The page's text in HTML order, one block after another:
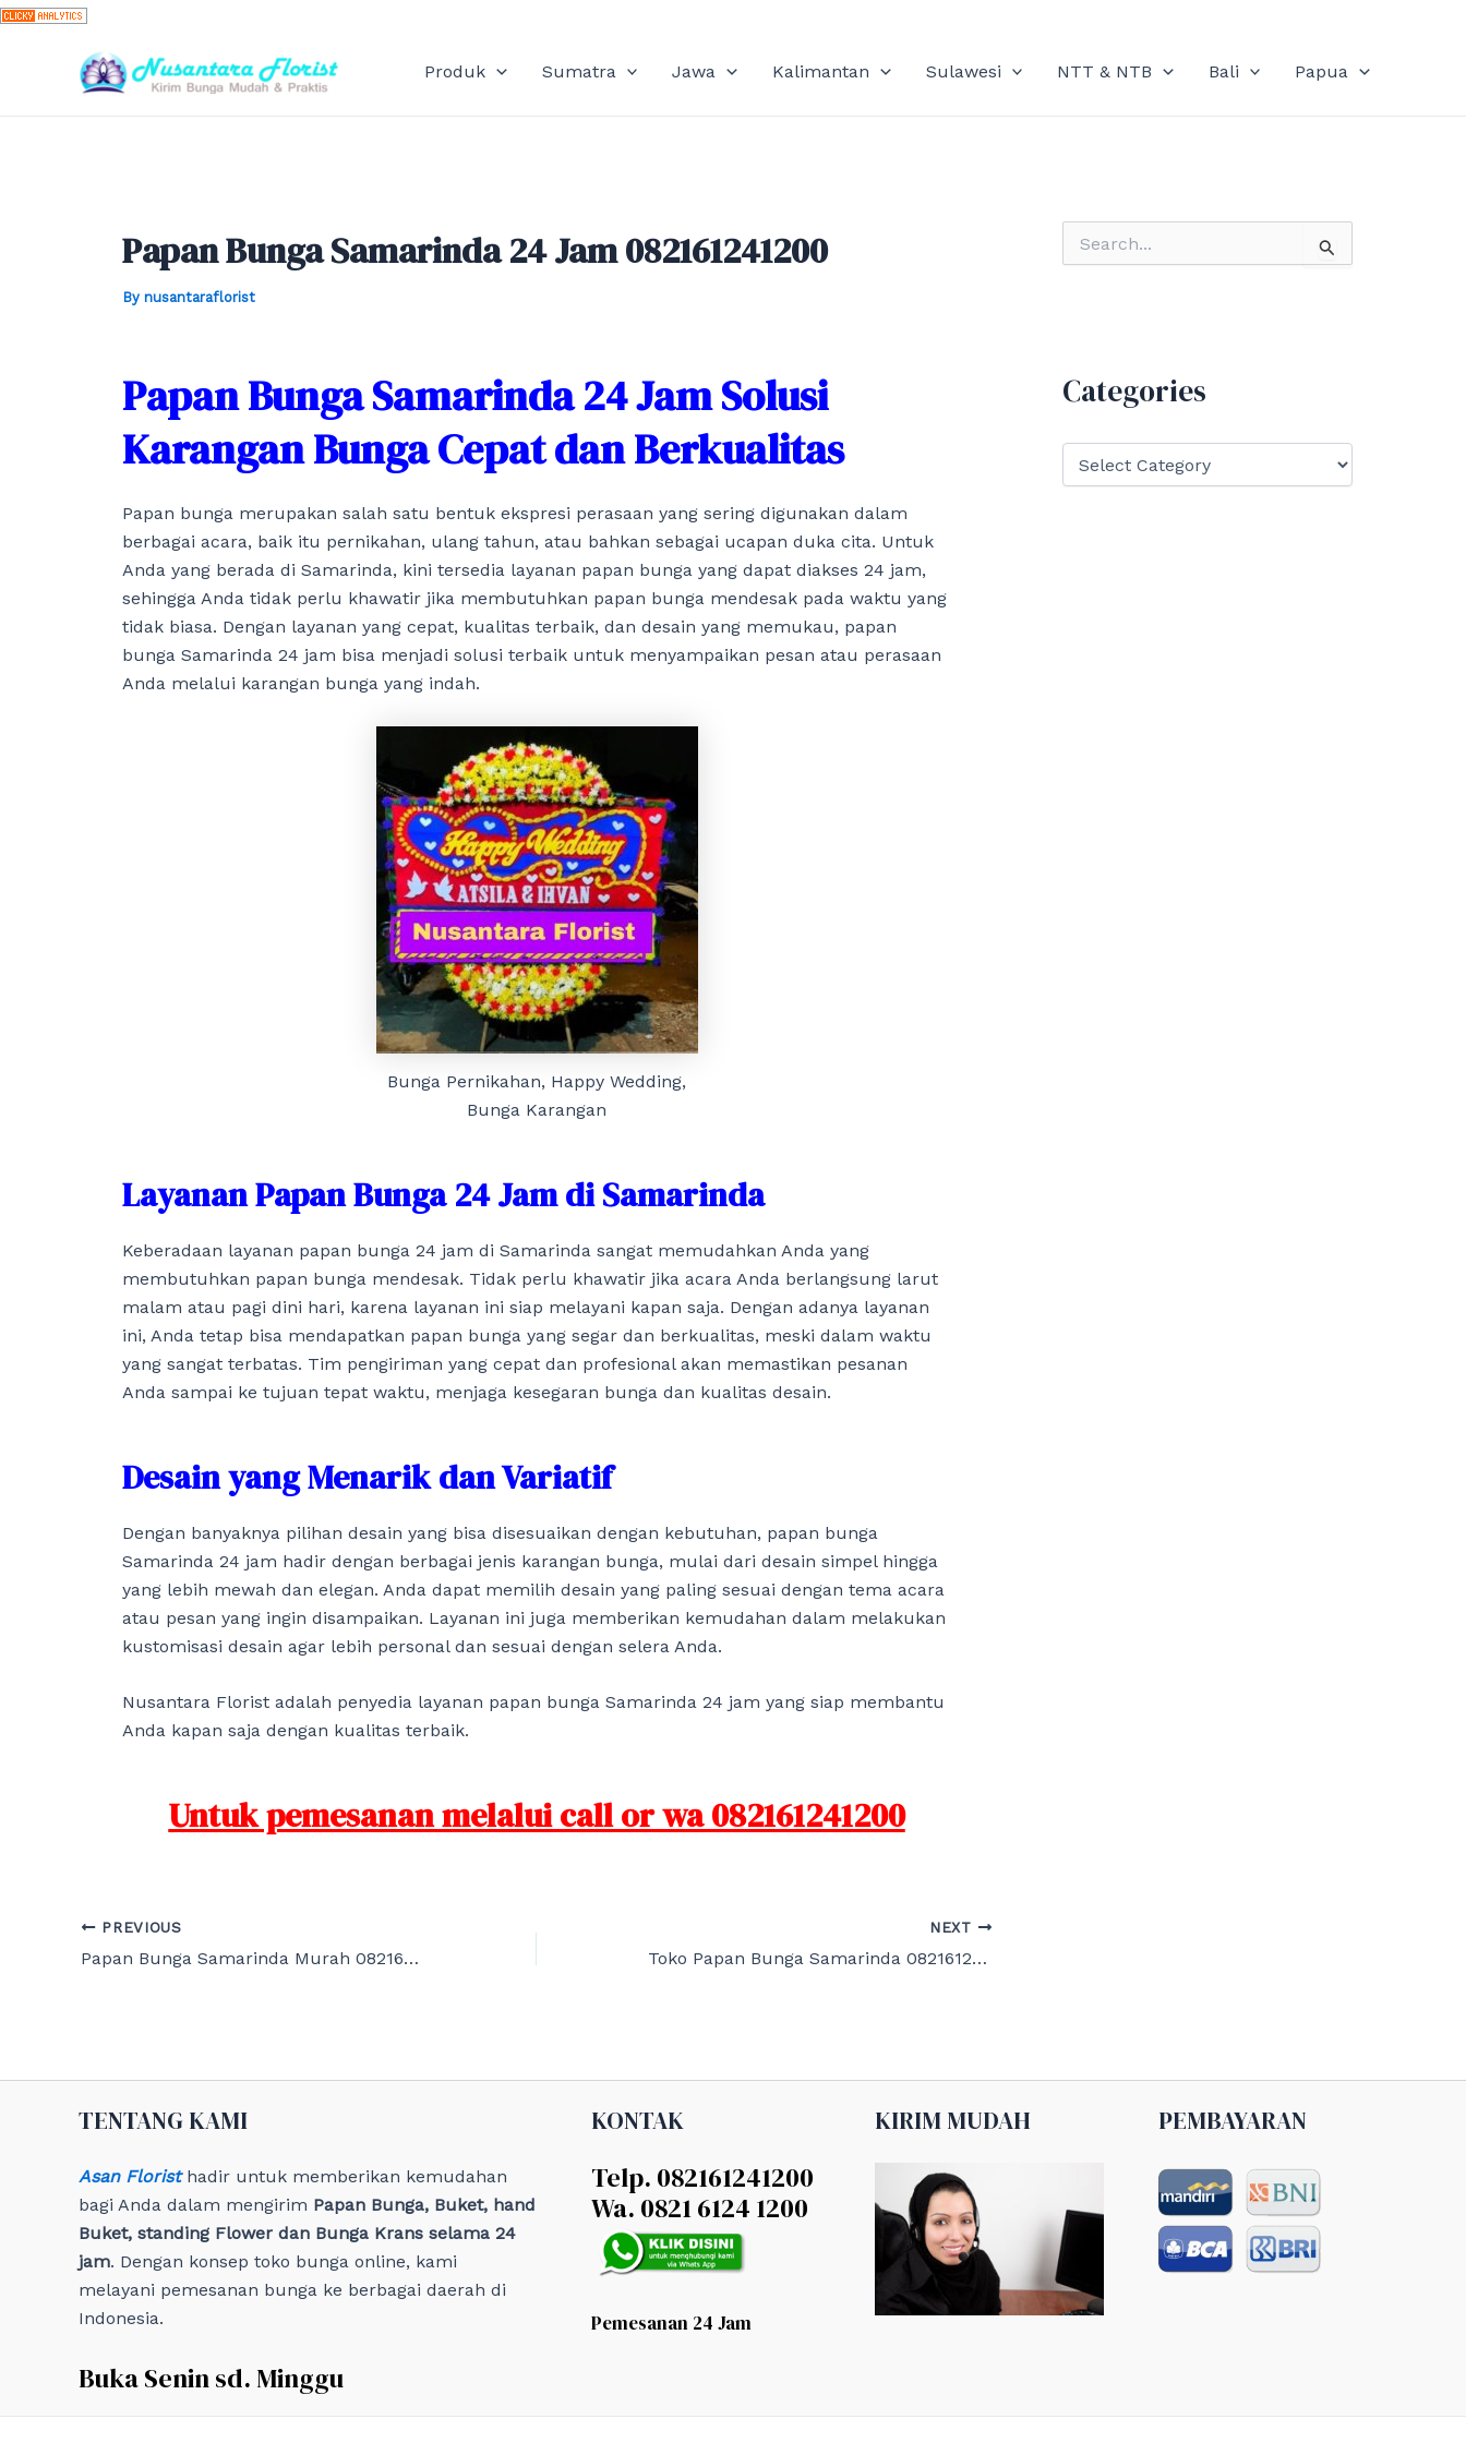
Skip
content
Produk Sumatra Jawa Kalimantan Sulawesi NTT & NTB Bali Papua
Papan Bunga Samarinda 24 Jam 082161241200
By nusantaraflorist
Papan Bunga Samarinda 24 Jam Solusi
Karangan Bunga Cepat dan Berkualitas
Papan bunga merupakan salah satu bentuk ekspresi perasaan yang sering digunakan dalam
berbagai acara, baik itu pernikahan, ulang tahun, atau bahkan sebagai ucapan duka cita. Untuk
Anda yang berada di Samarinda, kini tersedia layanan papan bunga yang dapat diakses 24 jam,
sehingga Anda tidak perlu khawatir jika membutuhkan papan bunga mendesak pada waktu yang
tidak biasa. Dengan layanan yang cepat, kualitas terbaik, dan desain yang memukau, papan
bunga Samarinda 24 jam bisa menjadi solusi terbaik untuk menyampaikan pesan atau perasaan
Anda melalui karangan bunga yang indah.
Bunga Pernikahan, Happy Wedding,
Bunga Karangan
Layanan Papan Bunga 24 Jam di Samarinda
Keberadaan layanan papan bunga 24 jam di Samarinda sangat memudahkan Anda yang
membutuhkan papan bunga mendesak. Tidak perlu khawatir jika acara Anda berlangsung larut
malam atau pagi dini hari, karena layanan ini siap melayani kapan saja. Dengan adanya layanan
ini, Anda tetap bisa mendapatkan papan bunga yang segar dan berkualitas, meski dalam waktu
yang sangat terbatas. Tim pengiriman yang cepat dan profesional akan memastikan pesanan
Anda sampai ke tujuan tepat waktu, menjaga kesegaran bunga dan kualitas desain.
Desain yang Menarik dan Variatif
Dengan banyaknya pilihan desain yang bisa disesuaikan dengan kebutuhan, papan bunga
Samarinda 24 jam hadir dengan berbagai jenis karangan bunga, mulai dari desain simpel hingga
yang lebih mewah dan elegan. Anda dapat memilih desain yang paling sesuai dengan tema acara
atau pesan yang ingin disampaikan. Layanan ini juga memberikan kemudahan dalam melakukan
kustomisasi desain agar lebih personal dan sesuai dengan selera Anda.
Nusantara Florist adalah penyedia layanan papan bunga Samarinda 24 jam yang siap membantu
Anda kapan saja dengan kualitas terbaik.
Untuk pemesanan melalui call or wa 082161241200
Post
navigation
PREVIOUS
Papan Bunga Samarinda Murah 082161241200
NEXT
Toko Papan Bunga Samarinda 082161241200
o
Categories
TENTANG KAMI
Asan Floristhadir untuk memberikan kemudahan
bagi Anda dalam mengirim Papan Bunga, Buket, hand
Buket, standing Flower dan Bunga Krans selama 24
jam. Dengan konsep toko bunga online, kami
melayani pemesanan bunga ke berbagai daerah di
Indonesia.
Buka Senin sd. Minggu
KONTAK
Telp. 082161241200
Wa. 0821 6124 1200
Pemesanan 24 Jam
KIRIM MUDAH PEMBAYARAN